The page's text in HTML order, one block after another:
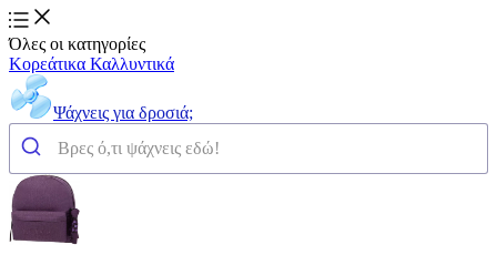
Όλες οι κατηγορίες
Κορεάτικα Καλλυντικά
Ψάχνεις για δροσιά;